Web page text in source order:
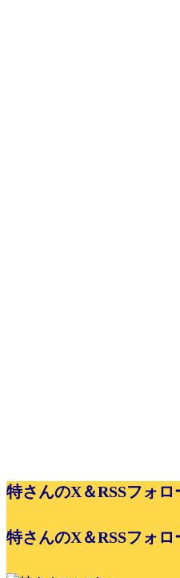
特さんのX＆RSSフォロ
特さんのX＆RSSフォロ